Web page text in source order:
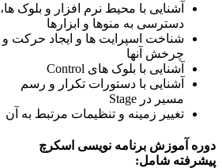
آشنایی با محیط نرم ­افزار و بلوک ­ها،
دسترسی به منوها و ابزارها
شناخت اسپرایت­ ها و ایجاد حرکت و
چرخش آنها
آشنایی با بلوک­ های Control
آشنایی با دستورات تکرار و رسم
مسیر در Stage
تغییر زمینه و تنظیمات مرتبط به آن
دوره آموزش برنامه­ نویسی اسکرچ
پیشرفته شامل: